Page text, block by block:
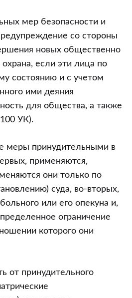
мер безопасности и
со стороны
новых общественно
если эти лица по
состоянию и с учетом
ими деяния
для общества, а также
УК).
меры принудительными в
применяются,
они только по
суда, во-вторых,
или его опекуна и,
ограничение
которого они
от принудительного